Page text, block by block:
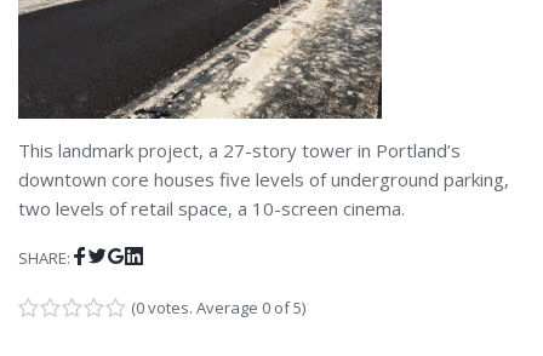
This landmark project, a 27-story tower in Portland’s
downtown core houses five levels of underground parking,
two levels of retail space, a 10-screen cinema.
SHARE: Facebook
Twitter
Google+
(0 votes. Average 0of 5)